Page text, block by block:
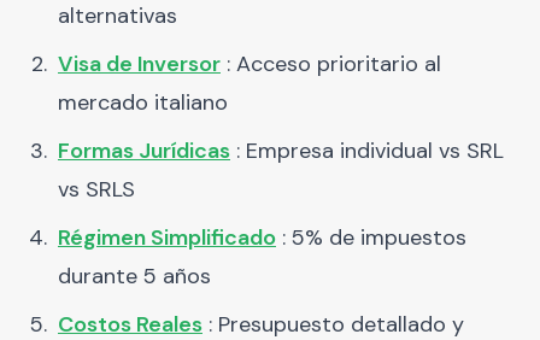
alternativas
Visa de Inversor : Acceso prioritario al
mercado italiano
Formas Jurídicas : Empresa individual vs SRL
vs SRLS
Régimen Simplificado : 5% de impuestos
durante 5 años
Costos Reales : Presupuesto detallado y